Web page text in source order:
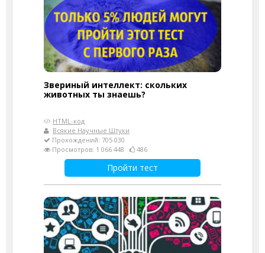
Звериный интеллект: скольких
животных ты знаешь?
HTML-код
Всякие Научные Штуки
Прохождений: 705 030
Просмотров: 1 066 448
486
Пройти тест